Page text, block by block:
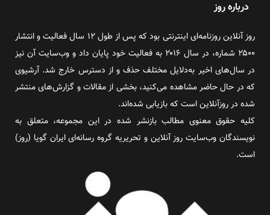
درباره روز
روز آنلاین روزنامه‌ای اینترنتی بود که پس از طول ۱۲ سال فعالیت و انتشار
۲۵۰۰ شماره، در سال ۲۰۱۶ به فعالیت خود پایان داد و وب‌سایت آن نیز
در سال‌های اخیر به‌دلایل مختلف حذف و از دسترس خارج شد. آرشیوی
که در حال حاضر مشاهده می‌کنید، بخشی از مقالات و گزارش‌های منتشر
شده در روزآنلاین است که بازیابی شده‌اند.
کلیه حقوق معنوی مطالب بازنشر شده در این مجموعه، متعلق به
نویسندگان وب‌سایت روز آنلاین و تحریریه گروه رسانه‌ای ایران گویا (روز)
است.